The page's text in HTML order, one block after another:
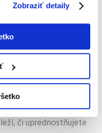
Zobraziť detaily
SÚ VIANOCE
nech sa prihlási!
pod vianočným
veľkých, starých,
s preukazom ITIC
či uprednostňujete